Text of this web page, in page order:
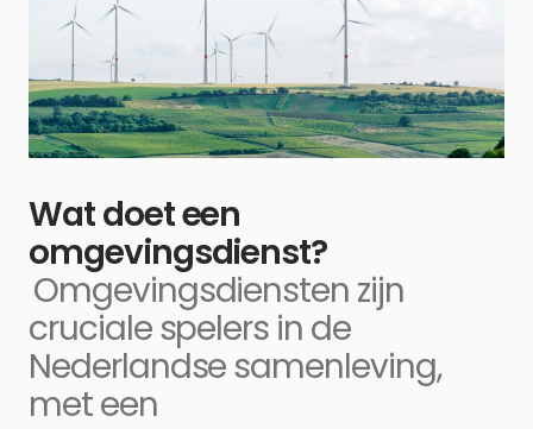
Wat doet een
omgevingsdienst?
Omgevingsdiensten zijn
cruciale spelers in de
Nederlandse samenleving,
met een